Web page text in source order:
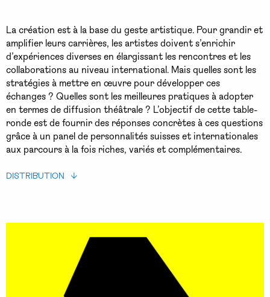
La création est à la base du geste artistique. Pour grandir et
amplifier leurs carrières, les artistes doivent s’enrichir
d’expériences diverses en élargissant les rencontres et les
collaborations au niveau international. Mais quelles sont les
stratégies à mettre en œuvre pour développer ces
échanges ? Quelles sont les meilleures pratiques à adopter
en termes de diffusion théâtrale ? L’objectif de cette table-
ronde est de fournir des réponses concrètes à ces questions
grâce à un panel de personnalités suisses et internationales
aux parcours à la fois riches, variés et complémentaires.
DISTRIBUTION